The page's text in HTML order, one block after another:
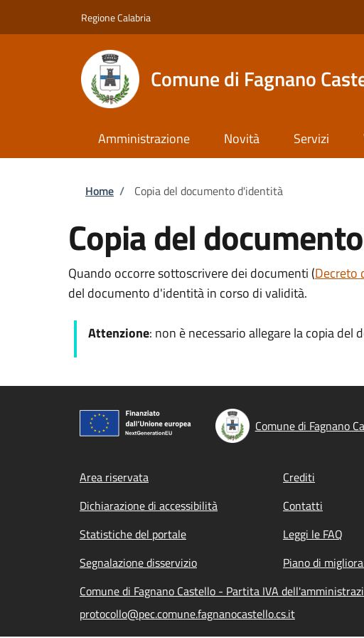
Regione Calabria
Comune di Fagnano
Amministrazione Novità Servizi
Briciole di pane
Home / Copia del documento d'identità
Copia del
Quando occorre sottoscrivere dei documenti (Decreto
del documento d'identità in corso di validità.
Attenzione: non è necessario allegare la copia
Comune di Fagnano
Footer menu
Area riservata Crediti
Dichiarazione di accessibilità
Contatti
Statistiche del portale
Leggi le FAQ
Segnalazione disservizio
Piano di
Comune di Fagnano Castello - Partita IVA
protocollo@pec.comune.fagnanocastello.cs.it